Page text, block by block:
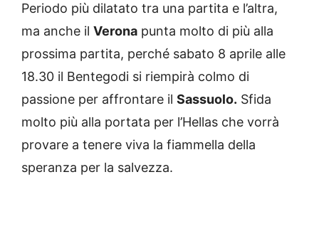
Periodo più dilatato tra una partita e l’altra,
ma anche il Verona punta molto di più alla
prossima partita, perché sabato 8 aprile alle
18.30 il Bentegodi si riempirà colmo di
passione per affrontare il Sassuolo. Sfida
molto più alla portata per l’Hellas che vorrà
provare a tenere viva la fiammella della
speranza per la salvezza.